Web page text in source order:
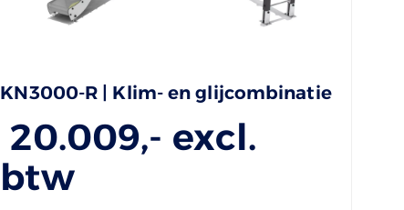
KN3000-R | Klim- en glijcombinatie
20.009,- excl.
btw